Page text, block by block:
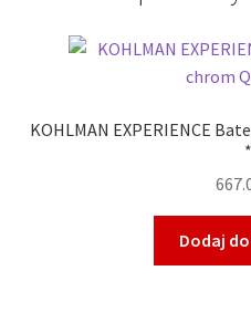
KOHLMAN EXPERIENCE
*
Dodaj